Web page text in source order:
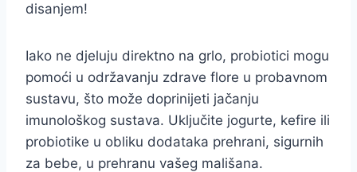
disanjem!
Iako ne djeluju direktno na grlo, probiotici mogu
pomoći u održavanju zdrave flore u probavnom
sustavu, što može doprinijeti jačanju
imunološkog sustava. Uključite jogurte, kefire ili
probiotike u obliku dodataka prehrani, sigurnih
za bebe, u prehranu vašeg mališana.